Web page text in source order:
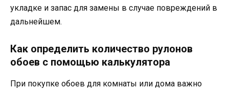
укладке и запас для замены в случае повреждений в
дальнейшем.
Как определить количество рулонов
обоев с помощью калькулятора
При покупке обоев для комнаты или дома важно